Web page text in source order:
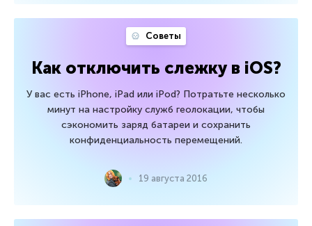
Советы
Как отключить слежку в iOS?
У вас есть iPhone, iPad или iPod? Потратьте несколько
минут на настройку служб геолокации, чтобы
сэкономить заряд батареи и сохранить
конфиденциальность перемещений.
19 августа 2016